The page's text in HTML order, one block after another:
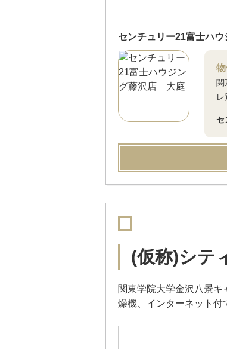
センチュリー21富士ハウ
関
セ
(仮称)シ
関東学院大学金沢八景
燥機、インターネット付